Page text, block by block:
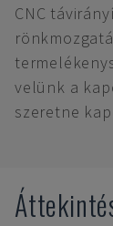
CNC
velünk a
szeretne